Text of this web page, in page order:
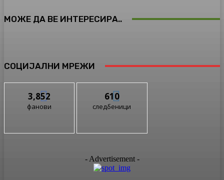
МОЖЕ ДА ВЕ ИНТЕРЕСИРА..
СОЦИЈАЛНИ МРЕЖИ
3,852
фанови
610
следбеници
- Advertisement -